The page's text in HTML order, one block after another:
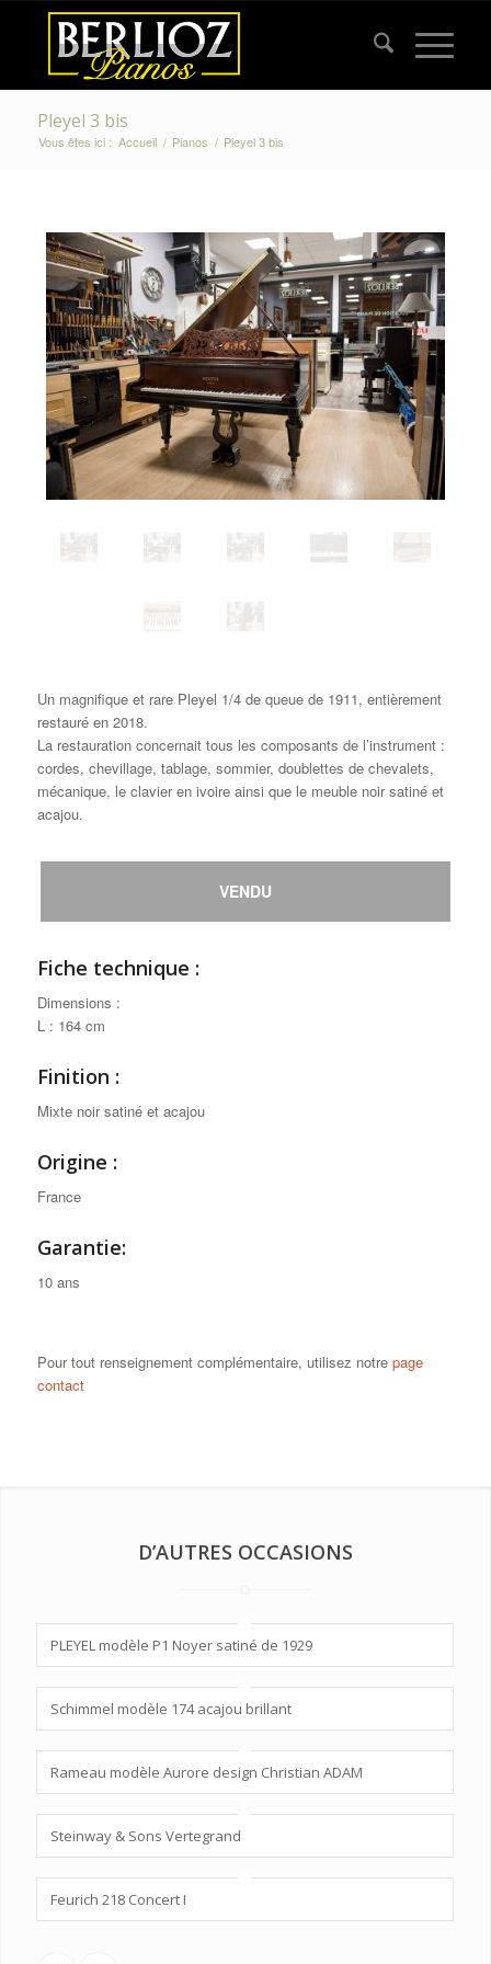
Pleyel 3 bis
Vous êtes ici : Accueil / Pianos / Pleyel 3 bis
Un magnifique et rare Pleyel 1/4 de queue de 1911, entièrement
restauré en 2018.
La restauration concernait tous les composants de l’instrument :
cordes, chevillage, tablage, sommier, doublettes de chevalets,
mécanique, le clavier en ivoire ainsi que le meuble noir satiné et
acajou.
VENDU
Fiche technique :
Dimensions :
L : 164 cm
Finition :
Mixte noir satiné et acajou
Origine :
France
Garantie:
10 ans
Pour tout renseignement complémentaire, utilisez notre page
contact
D’AUTRES OCCASIONS
PLEYEL modèle P1 Noyer satiné de 1929
Schimmel modèle 174 acajou brillant
Rameau modèle Aurore design Christian ADAM
Steinway & Sons Vertegrand
Feurich 218 Concert I